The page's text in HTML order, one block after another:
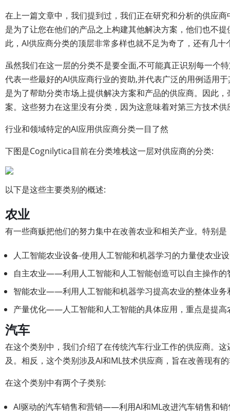
在上一篇文章中，我们提到过，我们正在研究和分析的供应
是为了让您在他们的产品之上构建其他解决方案，他们也不
此，AI供应商分类的顶层非常多样也就不足为奇了，还有几
虽然我们在这一层的分类不是要全面,不可能真正识别每一
代表一些最好的AI供应商行业的资助,并代表广泛的用例适用
是为了帮助分类市场上提供解决方案和产品的供应商。因此
案。这些努力在这里没有分类，因为这意味着对第三方技术
行业和领域特定的AI应用供应商分类一目了然
下图是Cognilytica目前在分类堆栈这一层对供应商的分类:
以下是这些主要类别的概述:
农业
有一些商贩把他们的努力集中在改善农业和相关产业。特别
人工智能农业设备-使用人工智能和机器学习的力量使农业
自主农业——利用人工智能和人工智能创造可以自主操作的
智能农业——利用人工智能和机器学习提高农业的整体业务
产量优化——人工智能和人工智能的具体应用，重点是提高
汽车
在这个类别中，我们介绍了在传统汽车行业工作的供应商。
及。相反，这个类别涉及AI和ML技术供应商，旨在改善现有
在这个类别中有两个子类别:
AI驱动的汽车销售和营销——利用AI和ML改进汽车销售和